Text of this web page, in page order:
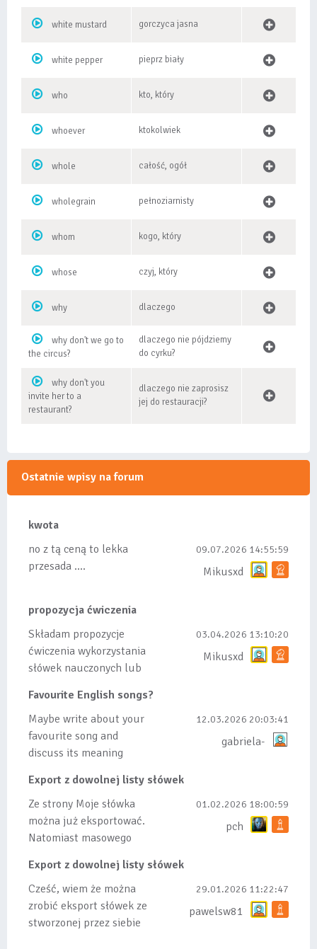
white mustard gorczyca jasna
white pepper pieprz biały
who kto, który
whoever ktokolwiek
whole całość, ogół
wholegrain pełnoziarnisty
whom kogo, który
whose czyj, który
why dlaczego
why don't we go to
the circus?
dlaczego nie pójdziemy
do cyrku?
why don't you
invite her to a
restaurant?
dlaczego nie zaprosisz
jej do restauracji?
Ostatnie wpisy na forum
kwota
no z tą ceną to lekka
przesada ....
09.07.2026 14:55:59
Mikusxd
propozycja ćwiczenia
Składam propozycje
ćwiczenia wykorzystania
słówek nauczonych lub
tez ze wszys...
03.04.2026 13:10:20
Mikusxd
Favourite English songs?
Maybe write about your
favourite song and
discuss its meaning
12.03.2026 20:03:41
gabriela-
Export z dowolnej listy słówek
Ze strony Moje słówka
można już eksportować.
Natomiast masowego
bo wiąże się...
01.02.2026 18:00:59
pch
Export z dowolnej listy słówek
Cześć, wiem że można
zrobić eksport słówek ze
stworzonej przez siebie
29.01.2026 11:22:47
pawelsw81